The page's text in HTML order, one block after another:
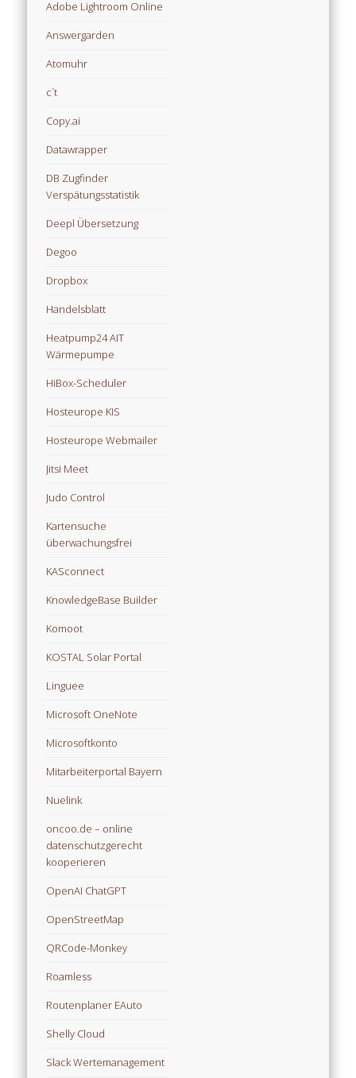
Adobe Lightroom Online
Answergarden
Atomuhr
c´t
Copy.ai
Datawrapper
DB Zugfinder
Verspätungsstatistik
Deepl Übersetzung
Degoo
Dropbox
Handelsblatt
Heatpump24 AIT
Wärmepumpe
HiBox-Scheduler
Hosteurope KIS
Hosteurope Webmailer
Jitsi Meet
Judo Control
Kartensuche
überwachungsfrei
KASconnect
KnowledgeBase Builder
Komoot
KOSTAL Solar Portal
Linguee
Microsoft OneNote
Microsoftkonto
Mitarbeiterportal Bayern
Nuelink
oncoo.de – online
datenschutzgerecht
kooperieren
OpenAI ChatGPT
OpenStreetMap
QRCode-Monkey
Roamless
Routenplaner EAuto
Shelly Cloud
Slack Wertemanagement